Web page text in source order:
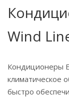
Wind
Кондиционеры
климатическое
быстро